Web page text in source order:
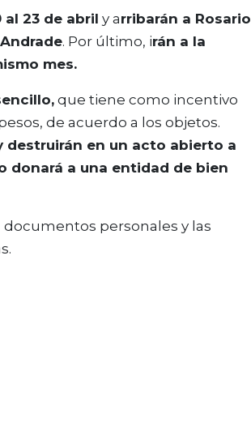
al 23 de abril y arribarán a Rosario
. Por último, irán a la
mes.
que tiene como incentivo
de acuerdo a los objetos.
destruirán en un acto abierto a
donará a una entidad de bien
personales y las